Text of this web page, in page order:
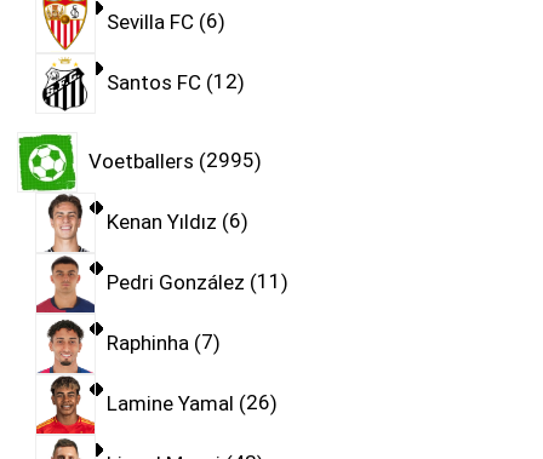
Sevilla FC 6
Santos FC 12
Voetballers 2995
Kenan Yıldız 6
Pedri González 11
Raphinha 7
Lamine Yamal 26